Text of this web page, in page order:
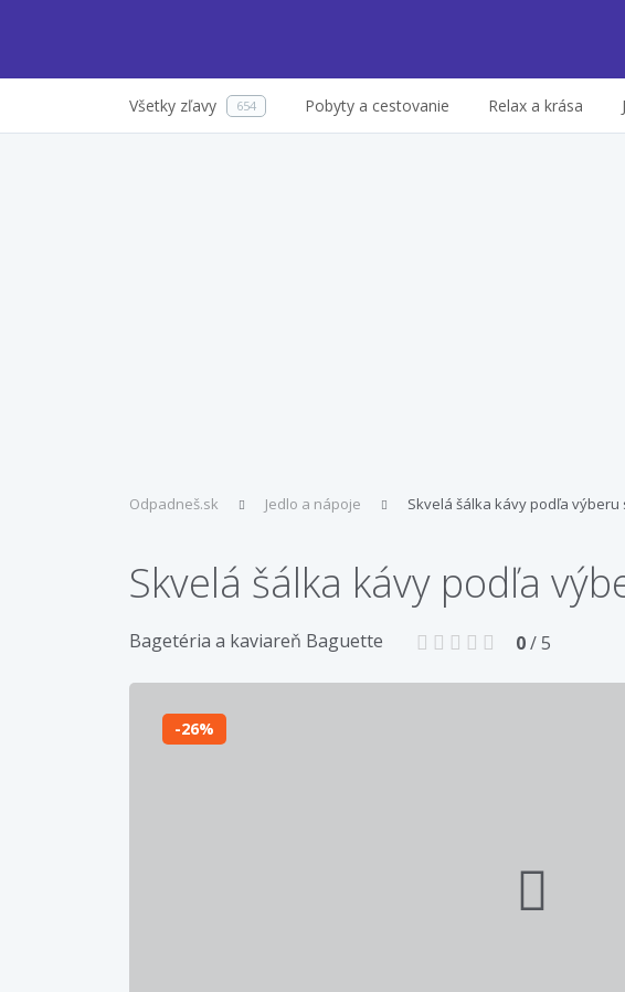
Všetky zľavy 654 Pobyty a cestovanie Relax a krása
Odpadneš.sk Jedlo a nápoje Skvelá šálka kávy podľa
Skvelá šálka kávy podľa
Bagetéria a kaviareň Baguette 0/ 5
26